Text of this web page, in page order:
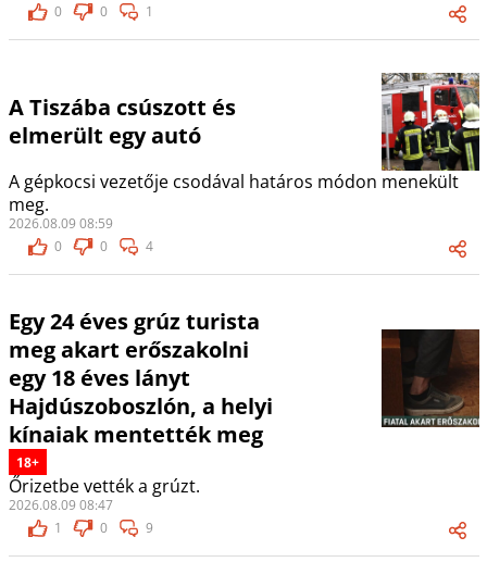
0
0 1
A Tiszába csúszott és
elmerült egy autó
A gépkocsi vezetője csodával határos módon menekült
meg.
2026.08.09 08:59
0
0 4
Egy 24 éves grúz turista
meg akart erőszakolni
egy 18 éves lányt
Hajdúszoboszlón, a helyi
kínaiak mentették meg
18+
Őrizetbe vették a grúzt.
2026.08.09 08:47
1
0 9